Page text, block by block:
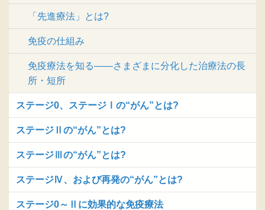
「先進療法」とは?
免疫の仕組み
免疫療法を知る――さまざまに分化した治療法の長
所・短所
ステージ0、ステージⅠの“がん”とは?
ステージⅡの“がん”とは?
ステージⅢの“がん”とは?
ステージⅣ、および再発の“がん”とは?
ステージ0～Ⅱに効果的な免疫療法